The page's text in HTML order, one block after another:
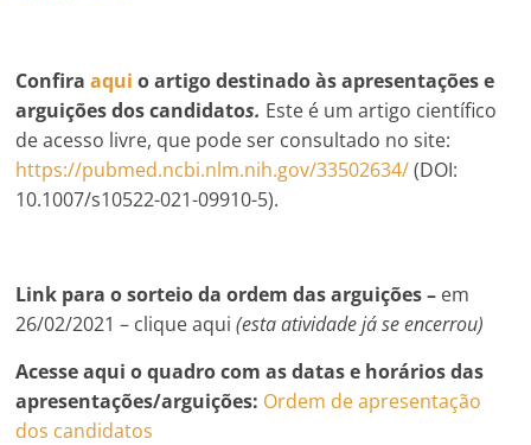
Confiraaqui o artigo destinado às apresentações e
arguições dos candidatos. Este é um artigo científico
de acesso livre, que pode ser consultado no site:
https://pubmed.ncbi.nlm.nih.gov/33502634/(DOI:
10.1007/s10522-021-09910-5).
Link para o sorteio da ordem das arguições – em
26/02/2021 – clique aqui(esta atividade já se encerrou)
Acesse aqui o quadro com as datas e horários das
apresentações/arguições: Ordem de apresentação
dos candidatos